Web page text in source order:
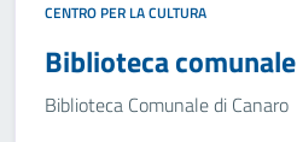
CENTRO PER LA CULTURA
Biblioteca comunale
Biblioteca Comunale di Canaro